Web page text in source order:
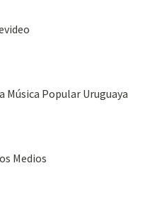
Música Popular Uruguaya
Medios